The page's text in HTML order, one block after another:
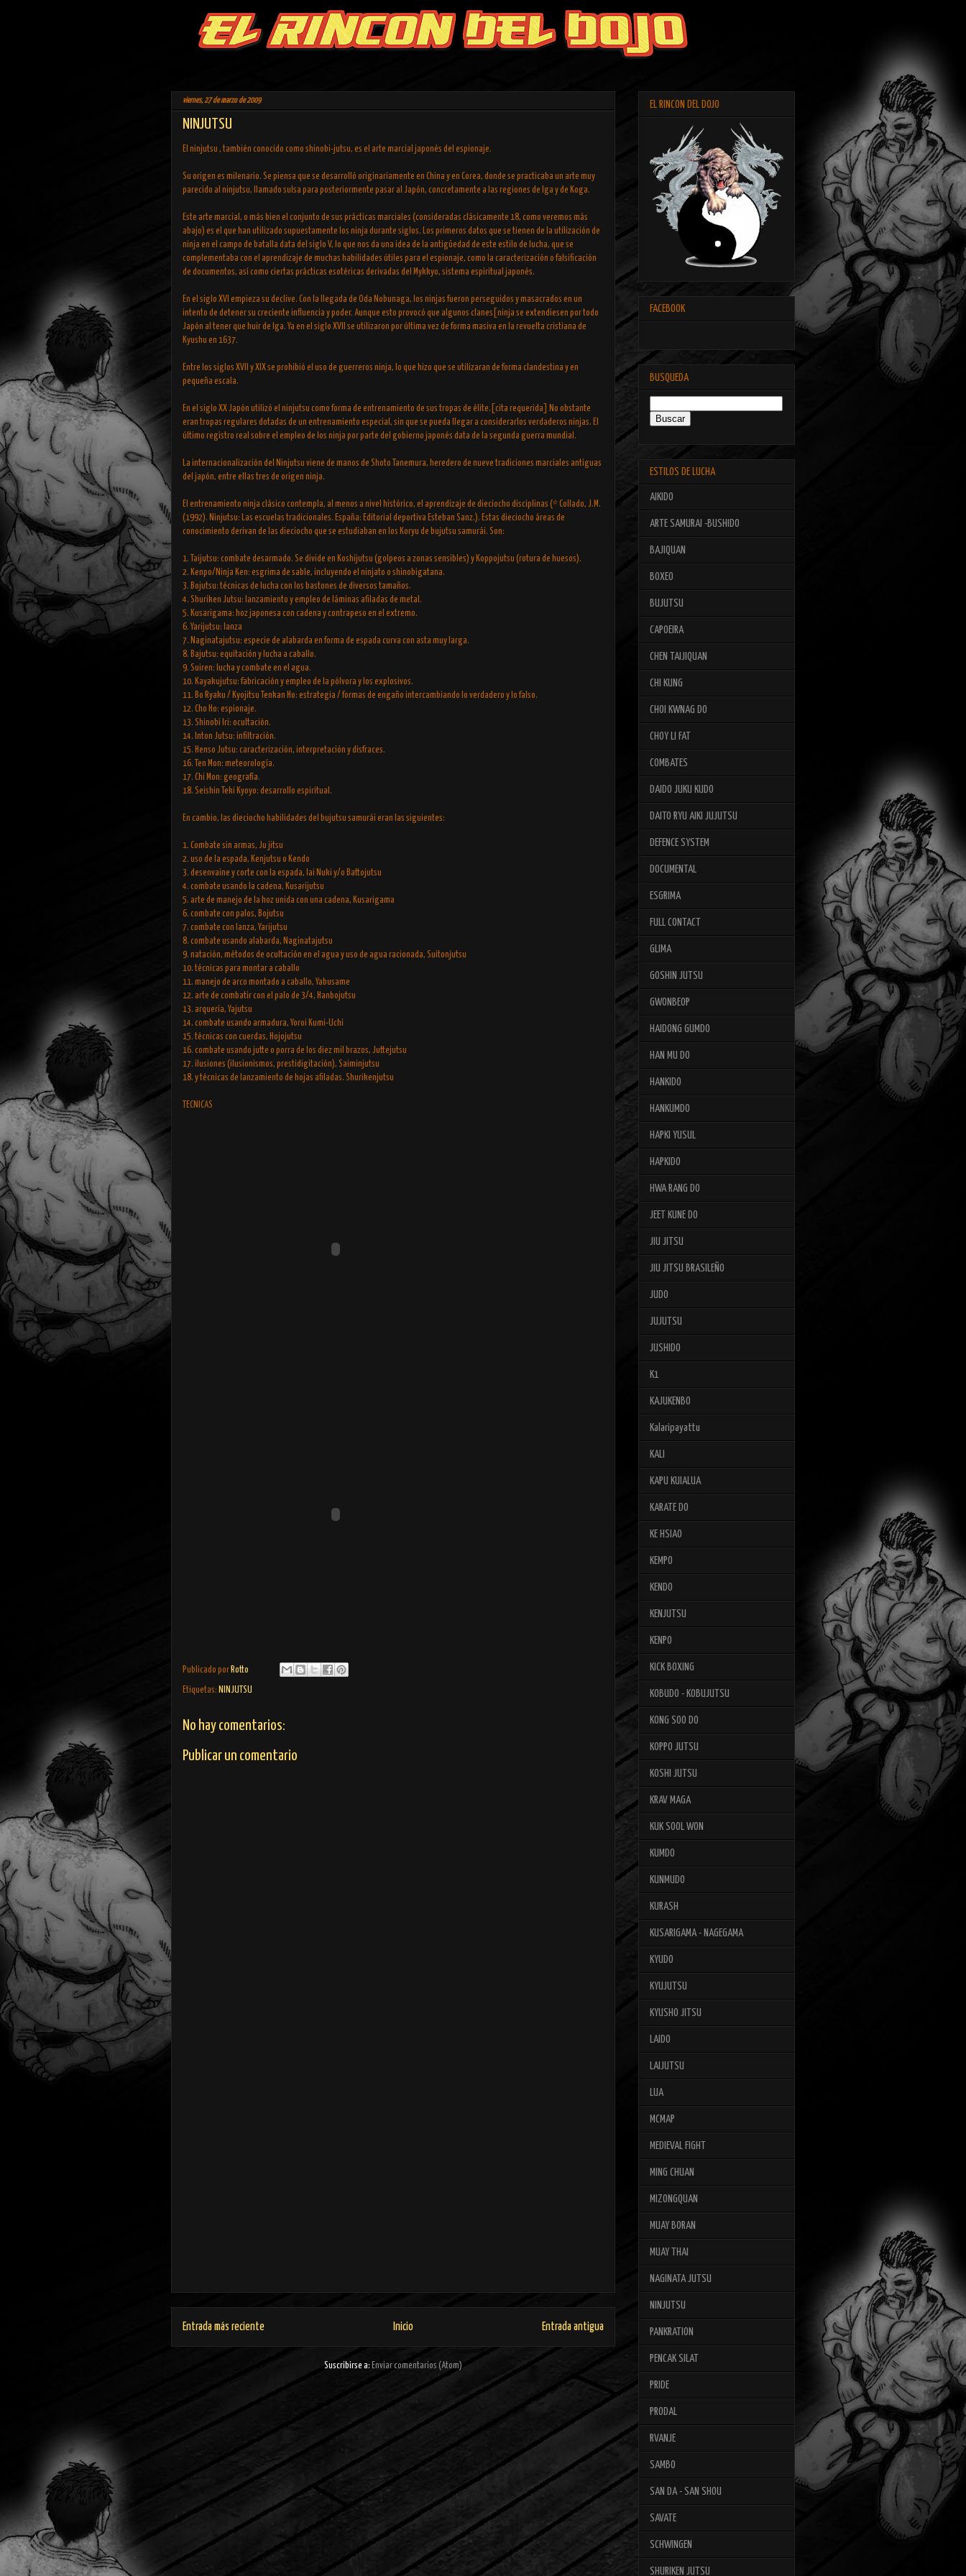
viernes, 27 de marzo de 2009
NINJUTSU
El ninjutsu , también conocido como shinobi-jutsu, es el arte marcial japonés del espionaje.
Su origen es milenario. Se piensa que se desarrolló originariamente en China y en Corea, donde se practicaba un arte muy
parecido al ninjutsu, llamado sulsa para posteriormente pasar al Japón, concretamente a las regiones de Iga y de Koga.
Este arte marcial, o más bien el conjunto de sus prácticas marciales (consideradas clásicamente 18, como veremos más
abajo) es el que han utilizado supuestamente los ninja durante siglos. Los primeros datos que se tienen de la utilización de
ninja en el campo de batalla data del siglo V, lo que nos da una idea de la antigüedad de este estilo de lucha, que se
complementaba con el aprendizaje de muchas habilidades útiles para el espionaje, como la caracterización o falsificación
de documentos, así como ciertas prácticas esotéricas derivadas del Mykkyo, sistema espiritual japonés.
En el siglo XVI empieza su declive. Con la llegada de Oda Nobunaga, los ninjas fueron perseguidos y masacrados en un
intento de detener su creciente influencia y poder. Aunque esto provocó que algunos clanes[ninja se extendiesen por todo
Japón al tener que huir de Iga. Ya en el siglo XVII se utilizaron por última vez de forma masiva en la revuelta cristiana de
Kyushu en 1637.
Entre los siglos XVII y XIX se prohibió el uso de guerreros ninja, lo que hizo que se utilizaran de forma clandestina y en
pequeña escala.
En el siglo XX Japón utilizó el ninjutsu como forma de entrenamiento de sus tropas de élite.[cita requerida] No obstante
eran tropas regulares dotadas de un entrenamiento especial, sin que se pueda llegar a considerarlos verdaderos ninjas. El
último registro real sobre el empleo de los ninja por parte del gobierno japonés data de la segunda guerra mundial.
La internacionalización del Ninjutsu viene de manos de Shoto Tanemura, heredero de nueve tradiciones marciales antiguas
del japón, entre ellas tres de origen ninja.
El entrenamiento ninja clásico contempla, al menos a nivel histórico, el aprendizaje de dieciocho disciplinas (* Collado, J.M.
(1992). Ninjutsu: Las escuelas tradicionales. España: Editorial deportiva Esteban Sanz.). Estas dieciocho áreas de
conocimiento derivan de las dieciocho que se estudiaban en los Koryu de bujutsu samurái. Son:
1. Taijutsu: combate desarmado. Se divide en Koshijutsu (golpeos a zonas sensibles) y Koppojutsu (rotura de huesos).
2. Kenpo/Ninja Ken: esgrima de sable, incluyendo el ninjato o shinobigatana.
3. Bojutsu: técnicas de lucha con los bastones de diversos tamaños.
4. Shuriken Jutsu: lanzamiento y empleo de láminas afiladas de metal.
5. Kusarigama: hoz japonesa con cadena y contrapeso en el extremo.
6. Yarijutsu: lanza
7. Naginatajutsu: especie de alabarda en forma de espada curva con asta muy larga.
8. Bajutsu: equitación y lucha a caballo.
9. Suiren: lucha y combate en el agua.
10. Kayakujutsu: fabricación y empleo de la pólvora y los explosivos.
11. Bo Ryaku / Kyojitsu Tenkan Ho: estrategia / formas de engaño intercambiando lo verdadero y lo falso.
12. Cho Ho: espionaje.
13. Shinobi Iri: ocultación.
14. Inton Jutsu: infiltración.
15. Henso Jutsu: caracterización, interpretación y disfraces.
16. Ten Mon: meteorología.
17. Chi Mon: geografía.
18. Seishin Teki Kyoyo: desarrollo espiritual.
En cambio, las dieciocho habilidades del bujutsu samurái eran las siguientes:
1. Combate sin armas, Ju jitsu
2. uso de la espada, Kenjutsu o Kendo
3. desenvaine y corte con la espada, Iai Nuki y/o Battojutsu
4. combate usando la cadena, Kusarijutsu
5. arte de manejo de la hoz unida con una cadena, Kusarigama
6. combate con palos, Bojutsu
7. combate con lanza, Yarijutsu
8. combate usando alabarda, Naginatajutsu
9. natación, métodos de ocultación en el agua y uso de agua racionada, Suitonjutsu
10. técnicas para montar a caballo
11. manejo de arco montado a caballo, Yabusame
12. arte de combatir con el palo de 3/4, Hanbojutsu
13. arquería, Yajutsu
14. combate usando armadura, Yoroi Kumi-Uchi
15. técnicas con cuerdas, Hojojutsu
16. combate usando jutte o porra de los diez mil brazos, Juttejutsu
17. ilusiones (ilusionismos, prestidigitación), Saiminjutsu
18. y técnicas de lanzamiento de hojas afiladas. Shurikenjutsu
TECNICAS
Publicado porRotto
Etiquetas: NINJUTSU
No hay comentarios:
Publicar un comentario
Entrada más reciente Entrada antigua
Inicio
Suscribirse a: Enviar comentarios (Atom)
EL RINCON DEL DOJO
FACEBOOK
BUSQUEDA
ESTILOS DE LUCHA
AIKIDO
ARTE SAMURAI -BUSHIDO
BAJIQUAN
BOXEO
BUJUTSU
CAPOEIRA
CHEN TAIJIQUAN
CHI KUNG
CHOI KWNAG DO
CHOY LI FAT
COMBATES
DAIDO JUKU KUDO
DAITO RYU AIKI JUJUTSU
DEFENCE SYSTEM
DOCUMENTAL
ESGRIMA
FULL CONTACT
GLIMA
GOSHIN JUTSU
GWONBEOP
HAIDONG GUMDO
HAN MU DO
HANKIDO
HANKUMDO
HAPKI YUSUL
HAPKIDO
HWA RANG DO
JEET KUNE DO
JIU JITSU
JIU JITSU BRASILEÑO
JUDO
JUJUTSU
JUSHIDO
K1
KAJUKENBO
Kalaripayattu
KALI
KAPU KUIALUA
KARATE DO
KE HSIAO
KEMPO
KENDO
KENJUTSU
KENPO
KICK BOXING
KOBUDO - KOBUJUTSU
KONG SOO DO
KOPPO JUTSU
KOSHI JUTSU
KRAV MAGA
KUK SOOL WON
KUMDO
KUNMUDO
KURASH
KUSARIGAMA - NAGEGAMA
KYUDO
KYUJUTSU
KYUSHO JITSU
LAIDO
LAIJUTSU
LUA
MCMAP
MEDIEVAL FIGHT
MING CHUAN
MIZONGQUAN
MUAY BORAN
MUAY THAI
NAGINATA JUTSU
NINJUTSU
PANKRATION
PENCAK SILAT
PRIDE
PRODAL
RVANJE
SAMBO
SAN DA - SAN SHOU
SAVATE
SCHWINGEN
SHURIKEN JUTSU